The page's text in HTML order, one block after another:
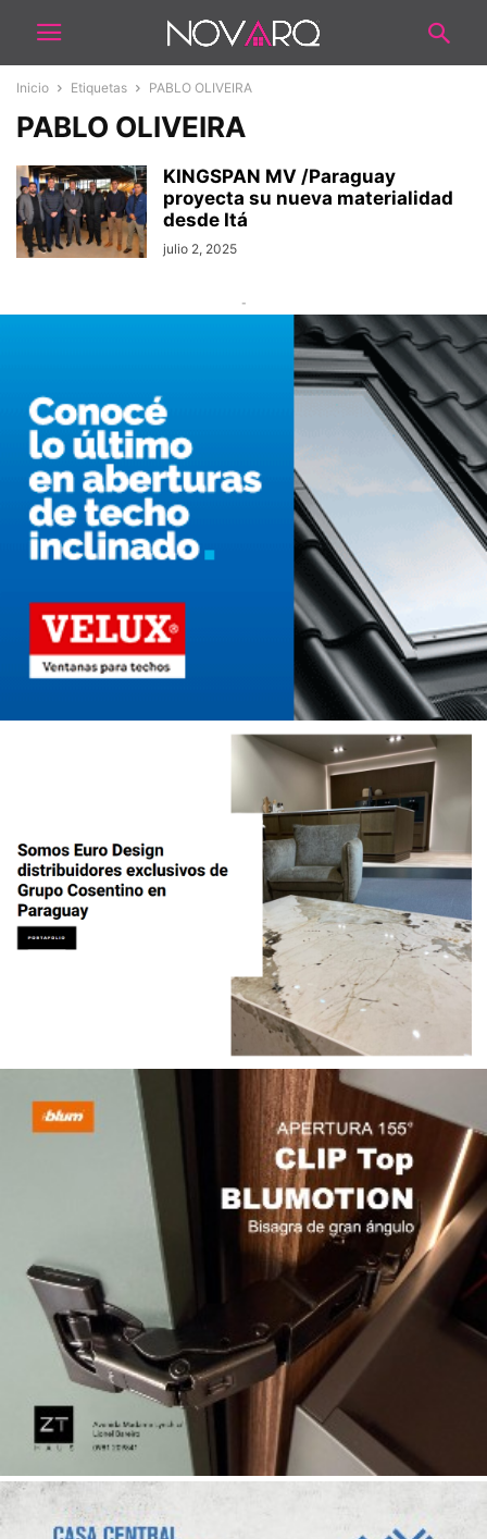
Inicio Etiquetas PABLO OLIVEIRA
PABLO OLIVEIRA
KINGSPAN MV /Paraguay
proyecta su nueva materialidad
desde Itá
julio 2, 2025
-